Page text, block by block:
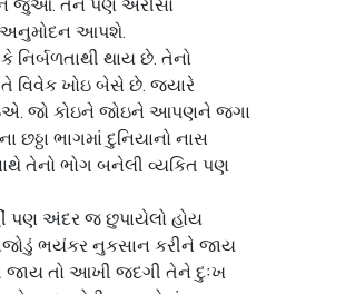
જુઓ. તેને પણ અરીસો
અનુમોદન આપશે.
નિર્બળતાથી થાય છે. તેનો
તે વિવેક ખોઇ બેસે છે. જયારે
જો કોઇને જોઇને આપણને જગા
છઠ્ઠા ભાગમાં દુનિયાનો નાસ
તેનો ભોગ બનેલી વ્યકિત પણ
પણ અંદર જ છુપાયેલો હોય
ભયંકર નુકસાન કરીને જાય
જાય તો આખી જદગી તેને દુઃખ